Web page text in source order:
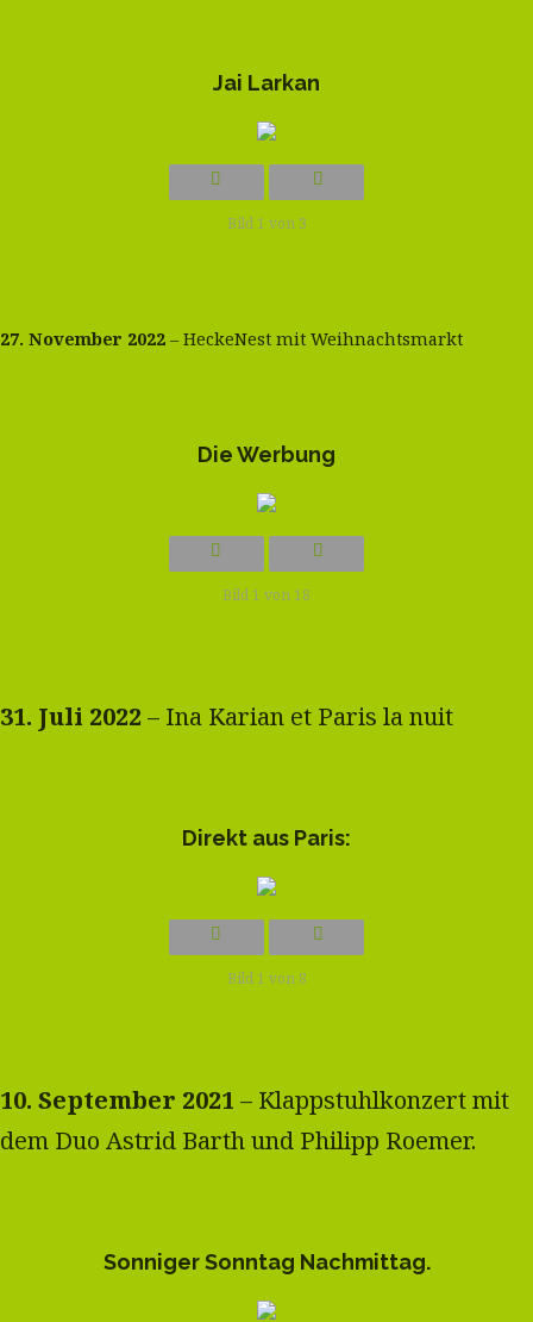
Jai Larkan
Bild 1 von 3
27. November 2022 – HeckeNest mit Weihnachtsmarkt
Die Werbung
Bild 1 von 18
31. Juli 2022 – Ina Karian et Paris la nuit
Direkt aus Paris:
Bild 1 von 8
10. September 2021 – Klappstuhlkonzert mit
dem Duo Astrid Barth und Philipp Roemer.
Sonniger Sonntag Nachmittag.